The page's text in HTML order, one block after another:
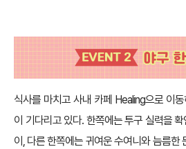
식사를 마치고 사내 카페 Healing으로 이
이 기다리고 있다. 한쪽에는 투구 실력을
이, 다른 한쪽에는 귀여운 수여니와 늠름한